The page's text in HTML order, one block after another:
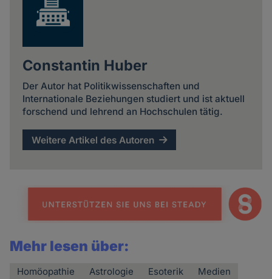
Constantin Huber
Der Autor hat Politikwissenschaften und
Internationale Beziehungen studiert und ist aktuell
forschend und lehrend an Hochschulen tätig.
Weitere Artikel des Autoren
Mehr lesen über:
Homöopathie Astrologie Esoterik Medien